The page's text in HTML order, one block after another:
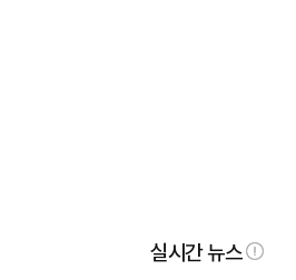
실시간 뉴스